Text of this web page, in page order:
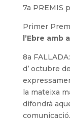
7a PREMIS
Primer
l’Ebre amb
8a
d’ octubre
la mateixa
difondrà